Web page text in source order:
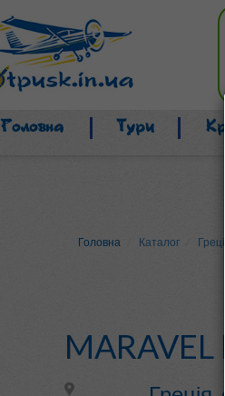
Головна Тури
Головна Каталог Греція
MARAVEL